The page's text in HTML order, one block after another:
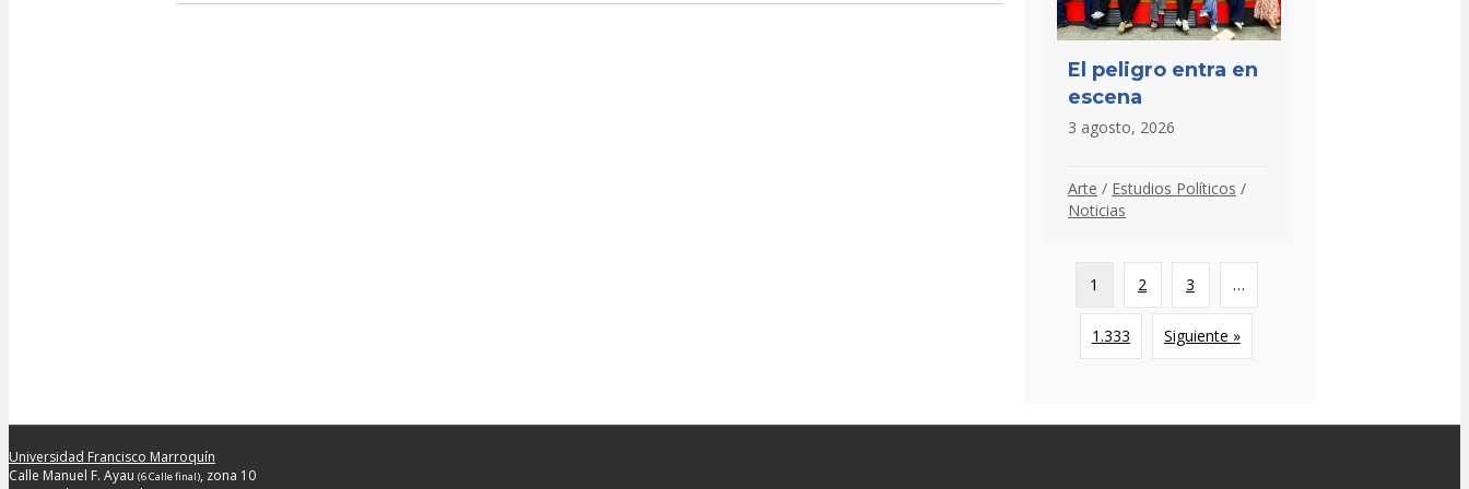
El peligro entra en
escena
3 agosto, 2026
Arte / Estudios Políticos /
Noticias
1 2 3 …
1.333 Siguiente »
Universidad Francisco Marroquín
Calle Manuel F. Ayau (6 Calle final), zona 10